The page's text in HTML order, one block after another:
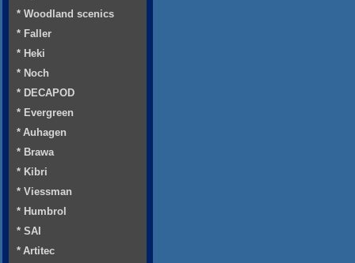
* Woodland scenics
* Faller
* Heki
* Noch
* DECAPOD
* Evergreen
* Auhagen
* Brawa
* Kibri
* Viessman
* Humbrol
* SAI
* Artitec